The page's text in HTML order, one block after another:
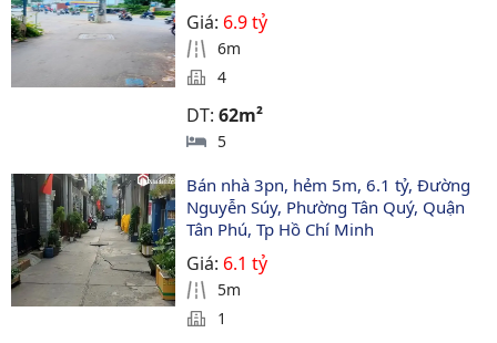
Giá: 6.9 tỷ
6m
4
DT:62m²
5
Bán nhà 3pn, hẻm 5m, 6.1 tỷ, Đường
Nguyễn Súy, Phường Tân Quý, Quận
Tân Phú, Tp Hồ Chí Minh
Giá: 6.1 tỷ
5m
1